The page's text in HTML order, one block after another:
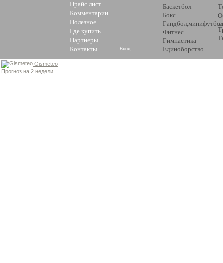
Прайс лист
Комментарии
Полезное
Где купить
Партнеры
Контакты
Баскетбол
Бокс
Гандбол,минифутбол
Фитнес
Гимнастика
Единоборство
Вход
Gismeteo
Прогноз на 2 недели